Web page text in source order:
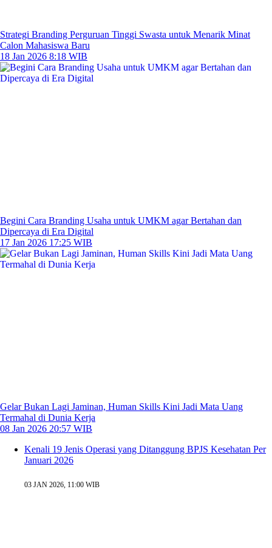
Strategi Branding Perguruan Tinggi Swasta untuk Menarik Minat
Calon Mahasiswa Baru
18 Jan 2026 8:18 WIB
Begini Cara Branding Usaha untuk UMKM agar Bertahan dan
Dipercaya di Era Digital
17 Jan 2026 17:25 WIB
Gelar Bukan Lagi Jaminan, Human Skills Kini Jadi Mata Uang
Termahal di Dunia Kerja
08 Jan 2026 20:57 WIB
Kenali 19 Jenis Operasi yang Ditanggung BPJS Kesehatan Per
Januari 2026
03 JAN 2026, 11:00 WIB